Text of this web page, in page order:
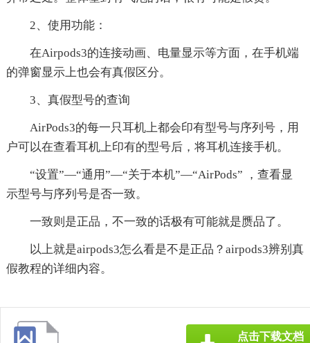
2、使用功能：
在Airpods3的连接动画、电量显示等方面，在手机端
的弹窗显示上也会有真假区分。
3、真假型号的查询
AirPods3的每一只耳机上都会印有型号与序列号，用
户可以在查看耳机上印有的型号后，将耳机连接手机。
“设置”—“通用”—“关于本机”—“AirPods” ，查看显
示型号与序列号是否一致。
一致则是正品，不一致的话极有可能就是赝品了。
以上就是airpods3怎么看是不是正品？airpods3辨别真
假教程的详细内容。
点击下载文档